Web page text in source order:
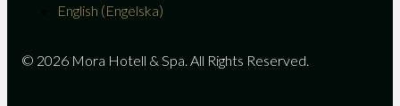
© 2026 Mora Hotell & Spa. All Rights Reserved.
English (Engelska)